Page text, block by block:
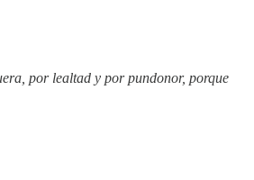
por lealtad y por pundonor, porque